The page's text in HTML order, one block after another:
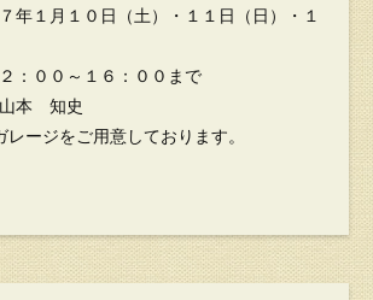
年１月１０日（土）・１１日（日）・１
～１６：００まで
本 知史
ージをご用意しております。